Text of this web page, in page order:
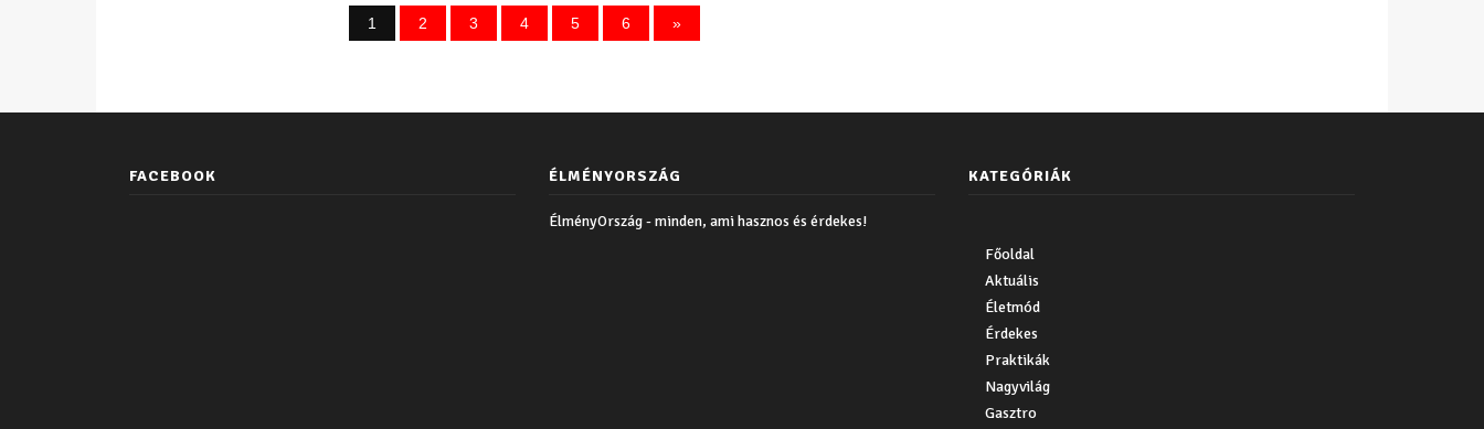
1 2 3 4 5 6 »
FACEBOOK ÉLMÉNYORSZÁG
ÉlményOrszág - minden, ami hasznos és érdekes!
KATEGÓRIÁK
Főoldal
Aktuális
Életmód
Érdekes
Praktikák
Nagyvilág
Gasztro